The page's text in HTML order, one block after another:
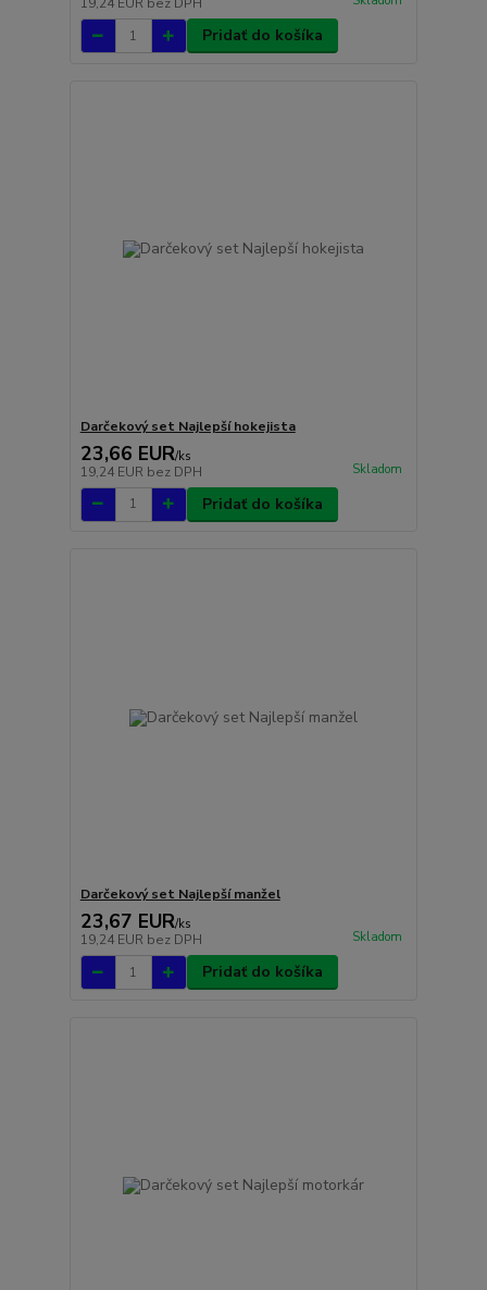
Pridať do košíka
Darčekový set Najlepší hokejista
23,66 EUR/ks
19,24 EUR bez DPH Skladom
Pridať do košíka
Darčekový set Najlepší manžel
23,67 EUR/ks
19,24 EUR bez DPH Skladom
Pridať do košíka